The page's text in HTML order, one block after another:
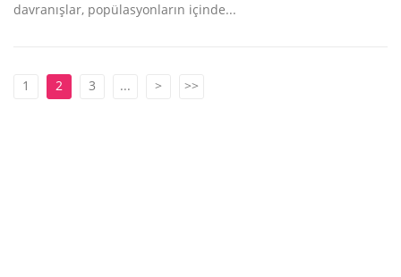
davranışlar, popülasyonların içinde...
1 2 3 ... > >>